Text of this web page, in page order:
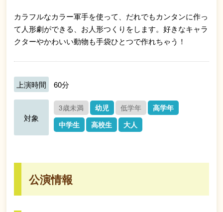
カラフルなカラー軍手を使って、だれでもカンタンに作っ
て人形劇ができる、お人形つくりをします。好きなキャラ
クターやかわいい動物も手袋ひとつで作れちゃう！
上演時間 60分
対象
3歳未満 幼児 低学年
高学年
中学生
高校生 大人
公演情報